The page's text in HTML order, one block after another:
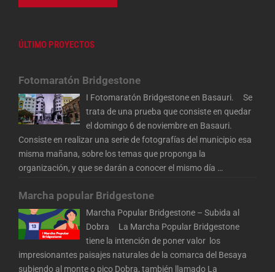
ÚLTIMO PROYECTOS
Fotomaratón Bridgestone
I Fotomaratón Bridgestone en Basauri. Se
trata de una prueba que consiste en quedar
el domingo 6 de noviembre en Basauri.
Consiste en realizar una serie de fotografías del municipio esa
misma mañana, sobre los temas que proponga la
organización, y que se darán a conocer el mismo día …
Marcha popular Bridgestone
Marcha Popular Bridgestone – Subida al
Dobra La Marcha Popular Bridgestone
tiene la intención de poner valor los
impresionantes paisajes naturales de la comarca del Besaya
subiendo al monte o pico Dobra, también llamado La